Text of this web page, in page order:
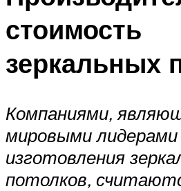
стоимость
зеркальных
Компаниями,
мировыми
изготовления
потолков,